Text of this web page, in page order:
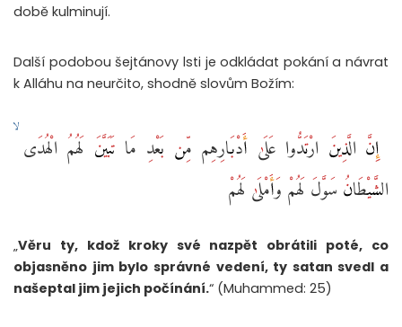
době kulminují.
Další podobou šejtánovy lsti je odkládat pokání a návrat
k Alláhu na neurčito, shodně slovům Božím:
‏ إِنَّ الَّذِينَ ارْتَدُّوا عَلَىٰ أَدْبَارِهِم مِّن بَعْدِ مَا تَبَيَّنَ لَهُمُ الْهُدَى ۙ
الشَّيْطَانُ سَوَّلَ لَهُمْ وَأَمْلَىٰ لَهُمْ
„Věru ty, kdož kroky své nazpět obrátili poté, co
objasněno jim bylo správné vedení, ty satan svedl a
našeptal jim jejich počínání.“ (Muhammed: 25)